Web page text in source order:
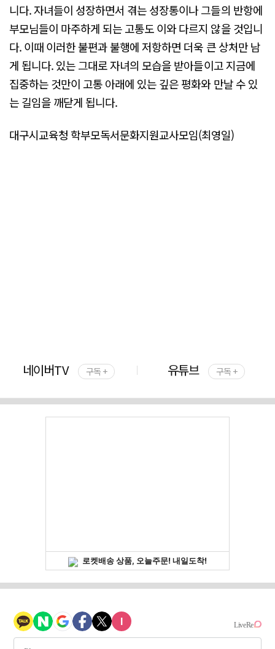
니다. 자녀들이 성장하면서 겪는 성장통이나 그들의 반항에
부모님들이 마주하게 되는 고통도 이와 다르지 않을 것입니
다. 이때 이러한 불편과 불행에 저항하면 더욱 큰 상처만 남
게 됩니다. 있는 그대로 자녀의 모습을 받아들이고 지금에
집중하는 것만이 고통 아래에 있는 깊은 평화와 만날 수 있
는 길임을 깨닫게 됩니다.
대구시교육청 학부모독서문화지원교사모임(최영일)
네이버TV 구독 + 유튜브 구독 +